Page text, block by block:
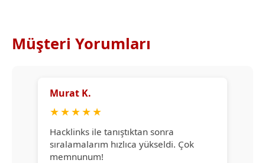
Müşteri Yorumları
Murat K.
★★★★★
Hacklinks ile tanıştıktan sonra
sıralamalarım hızlıca yükseldi. Çok
memnunum!